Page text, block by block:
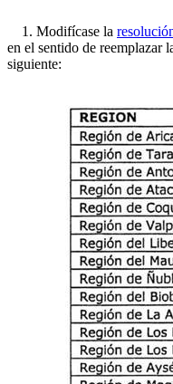
1. Modifícase la
en el sentido de reemplazar
siguiente: